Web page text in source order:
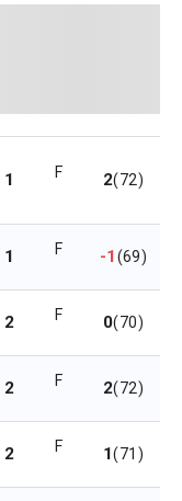
1 F 2(72)
1 F -1(69)
2 F 0(70)
2 F 2(72)
2 F 1(71)